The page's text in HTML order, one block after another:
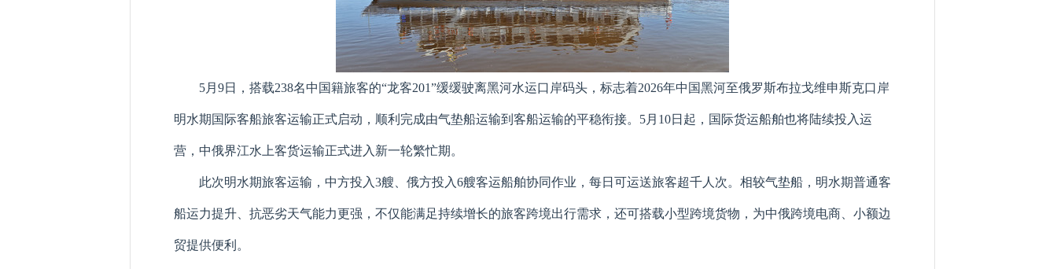
5月9日，搭载238名中国籍旅客的“龙客201”缓缓驶离黑河水运口岸码头，标志着2026年中国黑河至俄罗斯布拉戈维申斯克口岸
明水期国际客船旅客运输正式启动，顺利完成由气垫船运输到客船运输的平稳衔接。5月10日起，国际货运船舶也将陆续投入运
营，中俄界江水上客货运输正式进入新一轮繁忙期。
此次明水期旅客运输，中方投入3艘、俄方投入6艘客运船舶协同作业，每日可运送旅客超千人次。相较气垫船，明水期普通客
船运力提升、抗恶劣天气能力更强，不仅能满足持续增长的旅客跨境出行需求，还可搭载小型跨境货物，为中俄跨境电商、小额边
贸提供便利。